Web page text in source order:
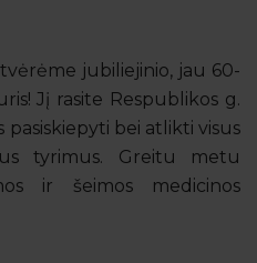
jubiliejinio, jau 60-
Jį rasite Respublikos g.
pasiskiepyti bei atlikti visus
tyrimus. Greitu metu
ir šeimos medicinos